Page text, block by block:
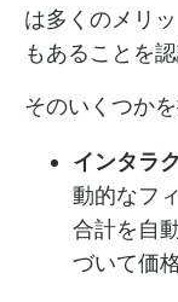
は多くのメリ
もあることを
そのいくつか
インタラ
動的なフ
合計を自
づいて価